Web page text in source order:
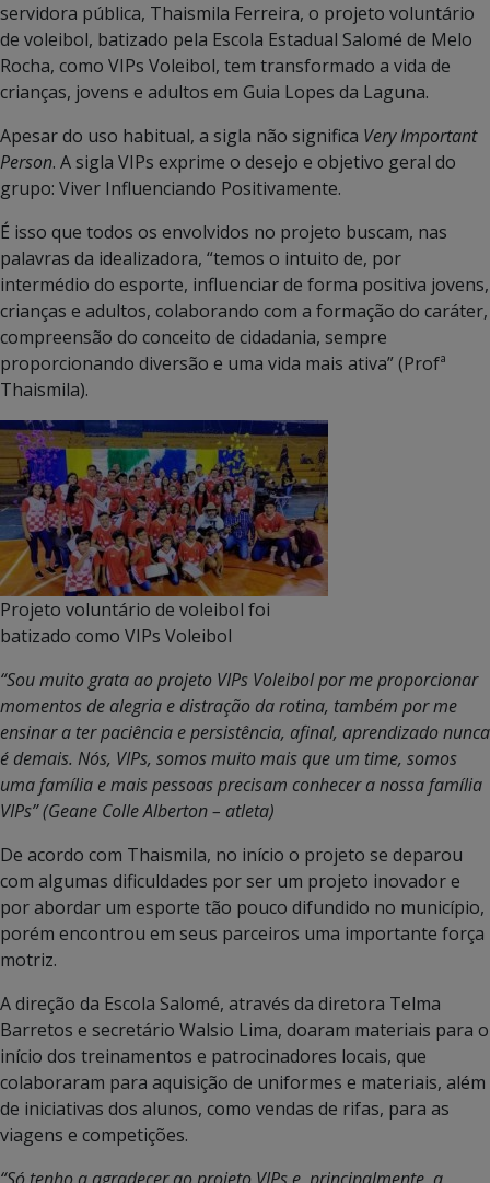
servidora pública, Thaismila Ferreira, o projeto voluntário
de voleibol, batizado pela Escola Estadual Salomé de Melo
Rocha, como VIPs Voleibol, tem transformado a vida de
crianças, jovens e adultos em Guia Lopes da Laguna.
Apesar do uso habitual, a sigla não significa Very Important
Person. A sigla VIPs exprime o desejo e objetivo geral do
grupo: Viver Influenciando Positivamente.
É isso que todos os envolvidos no projeto buscam, nas
palavras da idealizadora, “temos o intuito de, por
intermédio do esporte, influenciar de forma positiva jovens,
crianças e adultos, colaborando com a formação do caráter,
compreensão do conceito de cidadania, sempre
proporcionando diversão e uma vida mais ativa” (Profª
Thaismila).
Projeto voluntário de voleibol foi
batizado como VIPs Voleibol
“Sou muito grata ao projeto VIPs Voleibol por me proporcionar
momentos de alegria e distração da rotina, também por me
ensinar a ter paciência e persistência, afinal, aprendizado nunca
é demais. Nós, VIPs, somos muito mais que um time, somos
uma família e mais pessoas precisam conhecer a nossa família
VIPs” (Geane Colle Alberton – atleta)
De acordo com Thaismila, no início o projeto se deparou
com algumas dificuldades por ser um projeto inovador e
por abordar um esporte tão pouco difundido no município,
porém encontrou em seus parceiros uma importante força
motriz.
A direção da Escola Salomé, através da diretora Telma
Barretos e secretário Walsio Lima, doaram materiais para o
início dos treinamentos e patrocinadores locais, que
colaboraram para aquisição de uniformes e materiais, além
de iniciativas dos alunos, como vendas de rifas, para as
viagens e competições.